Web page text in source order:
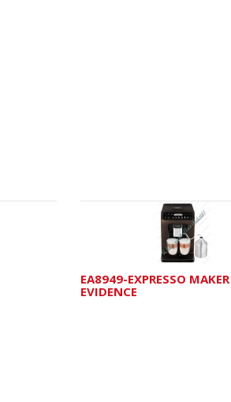
EA8949-EXPRESSO MAKER
EVIDENCE